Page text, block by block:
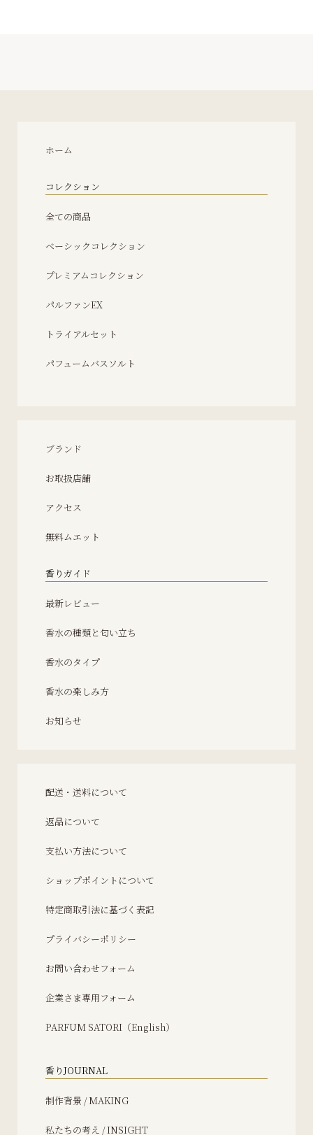
ホーム
コレクション
全ての商品
ベーシックコレクション
プレミアムコレクション
パルファンEX
トライアルセット
パフュームバスソルト
ブランド
お取扱店舗
アクセス
無料ムエット
香りガイド
最新レビュー
香水の種類と匂い立ち
香水のタイプ
香水の楽しみ方
お知らせ
配送・送料について
返品について
支払い方法について
ショップポイントについて
特定商取引法に基づく表記
プライバシーポリシー
お問い合わせフォーム
企業さま専用フォーム
PARFUM SATORI（English）
香りJOURNAL
制作背景 / MAKING
私たちの考え / INSIGHT